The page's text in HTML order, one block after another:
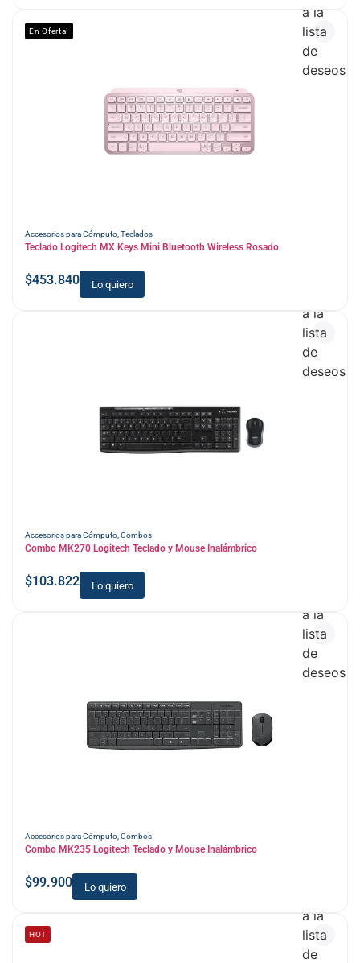
Accesorios para Cómputo Teclados
Teclado Logitech MX Keys Mini Bluetooth Wireless Rosado
$453.840 Lo quiero
En Oferta!
a la
lista
de
deseos
Accesorios para Cómputo Combos
Combo MK270 Logitech Teclado y Mouse Inalámbrico
$103.822 Lo quiero
a la
lista
de
deseos
Accesorios para Cómputo Combos
Combo MK235 Logitech Teclado y Mouse Inalámbrico
$99.900 Lo quiero
a la
lista
de
deseos
HOT
a la
lista
de